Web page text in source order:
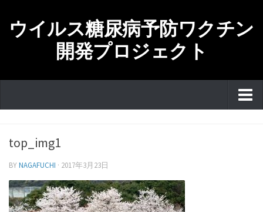
ウイルス糖尿病予防ワクチン
開発プロジェクト
研究目的・研究テーマ・ロードマップ
研究チーム紹介
主な研究発表について
top_img1
BYNAGAFUCHI · 2017年3月23日